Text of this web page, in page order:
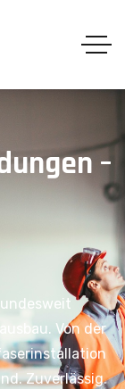
–
Von der
Zuverlässig.